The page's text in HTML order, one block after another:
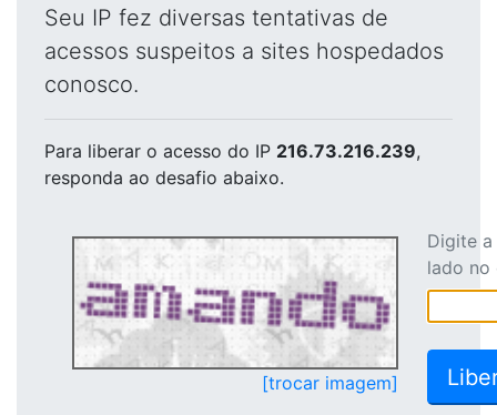
Seu IP fez diversas tentativas de
acessos suspeitos a sites hospedados
conosco.
Para liberar o acesso do IP 216.73.216.239,
responda ao desafio abaixo.
[trocar imagem]
Digite
lado no